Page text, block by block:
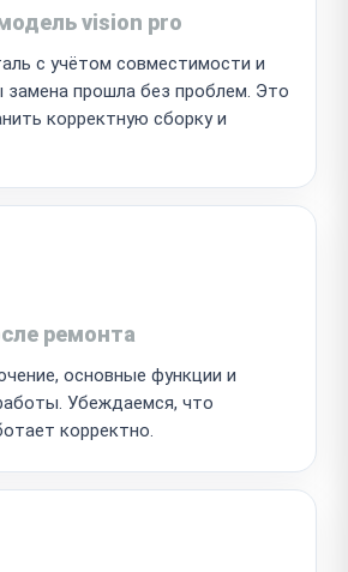
vision pro
с учётом совместимости и
замена прошла без проблем. Это
корректную сборку и
ремонта
основные функции и
Убеждаемся, что
корректно.